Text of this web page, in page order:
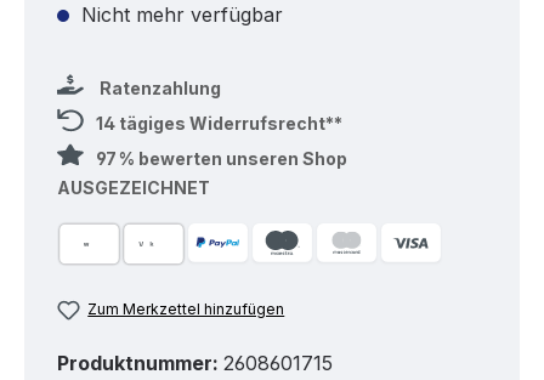
Nicht mehr verfügbar
Ratenzahlung
14 tägiges Widerrufsrecht**
97 % bewerten unseren Shop
AUSGEZEICHNET
Zum Merkzettel hinzufügen
Produktnummer: 2608601715